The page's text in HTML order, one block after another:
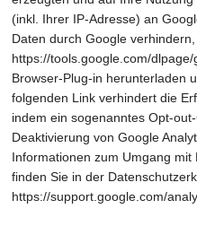
(inkl. Ihrer IP-Adresse) an
Daten durch Google
https://tools.google.com/
Browser-Plug-in herunterladen
folgenden Link verhindert die
indem ein sogenanntes Opt-
Deaktivierung von Google
Informationen zum Umgang
finden Sie in der
https://support.google.com/